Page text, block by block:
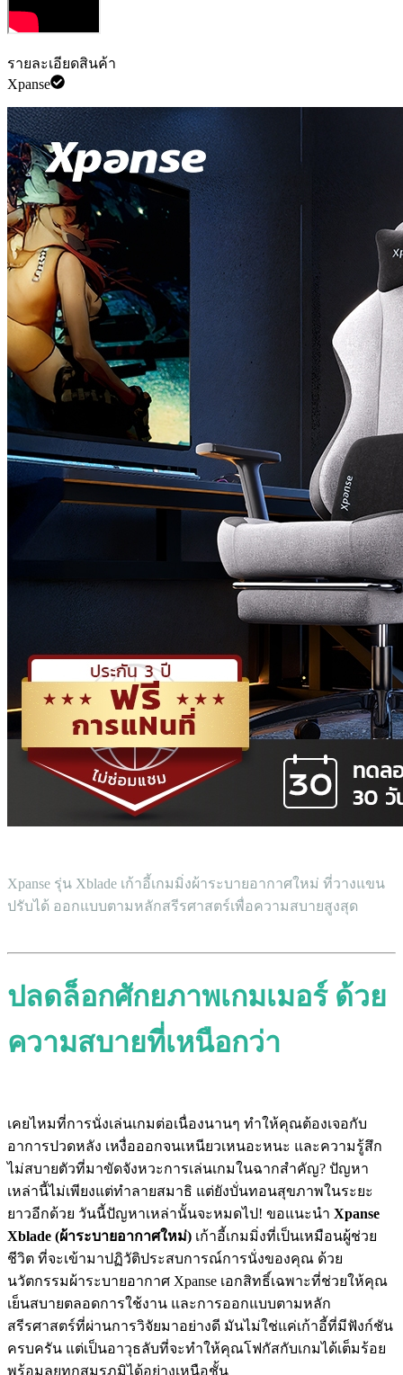
รายละเอียดสินค้า
Xpanse
Xpanse รุ่น Xblade เก้าอี้เกมมิ่งผ้าระบายอากาศใหม่ ที่วางแขน
ปรับได้ ออกแบบตามหลักสรีรศาสตร์เพื่อความสบายสูงสุด
ปลดล็อกศักยภาพเกมเมอร์ ด้วย
ความสบายที่เหนือกว่า
เคยไหมที่การนั่งเล่นเกมต่อเนื่องนานๆ ทำให้คุณต้องเจอกับ
อาการปวดหลัง เหงื่อออกจนเหนียวเหนอะหนะ และความรู้สึก
ไม่สบายตัวที่มาขัดจังหวะการเล่นเกมในฉากสำคัญ? ปัญหา
เหล่านี้ไม่เพียงแต่ทำลายสมาธิ แต่ยังบั่นทอนสุขภาพในระยะ
ยาวอีกด้วย วันนี้ปัญหาเหล่านั้นจะหมดไป! ขอแนะนำ Xpanse
Xblade (ผ้าระบายอากาศใหม่) เก้าอี้เกมมิ่งที่เป็นเหมือนผู้ช่วย
ชีวิต ที่จะเข้ามาปฏิวัติประสบการณ์การนั่งของคุณ ด้วย
นวัตกรรมผ้าระบายอากาศ Xpanse เอกสิทธิ์เฉพาะที่ช่วยให้คุณ
เย็นสบายตลอดการใช้งาน และการออกแบบตามหลัก
สรีรศาสตร์ที่ผ่านการวิจัยมาอย่างดี มันไม่ใช่แค่เก้าอี้ที่มีฟังก์ชัน
ครบครัน แต่เป็นอาวุธลับที่จะทำให้คุณโฟกัสกับเกมได้เต็มร้อย
พร้อมลุยทุกสมรภูมิได้อย่างเหนือชั้น